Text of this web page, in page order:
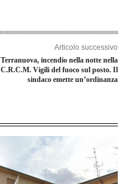
Articolo successivo
Terranuova, incendio nella notte nella
C.R.C.M. Vigili del fuoco sul posto. Il
sindaco emette un’ordinanza